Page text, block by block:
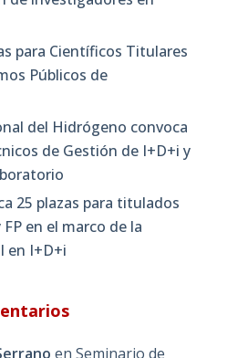
para Científicos Titulares
Públicos de
del Hidrógeno convoca
de Gestión de I+D+i y
25 plazas para titulados
en el marco de la
en I+D+i
en Seminario de